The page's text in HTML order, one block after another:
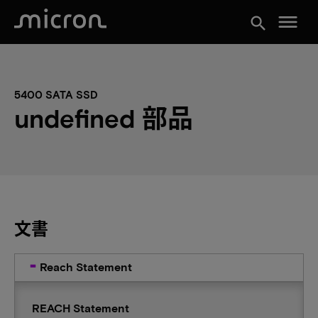
search menu
5400 SATA SSD
undefined 部品
文書
Reach Statement
REACH Statement